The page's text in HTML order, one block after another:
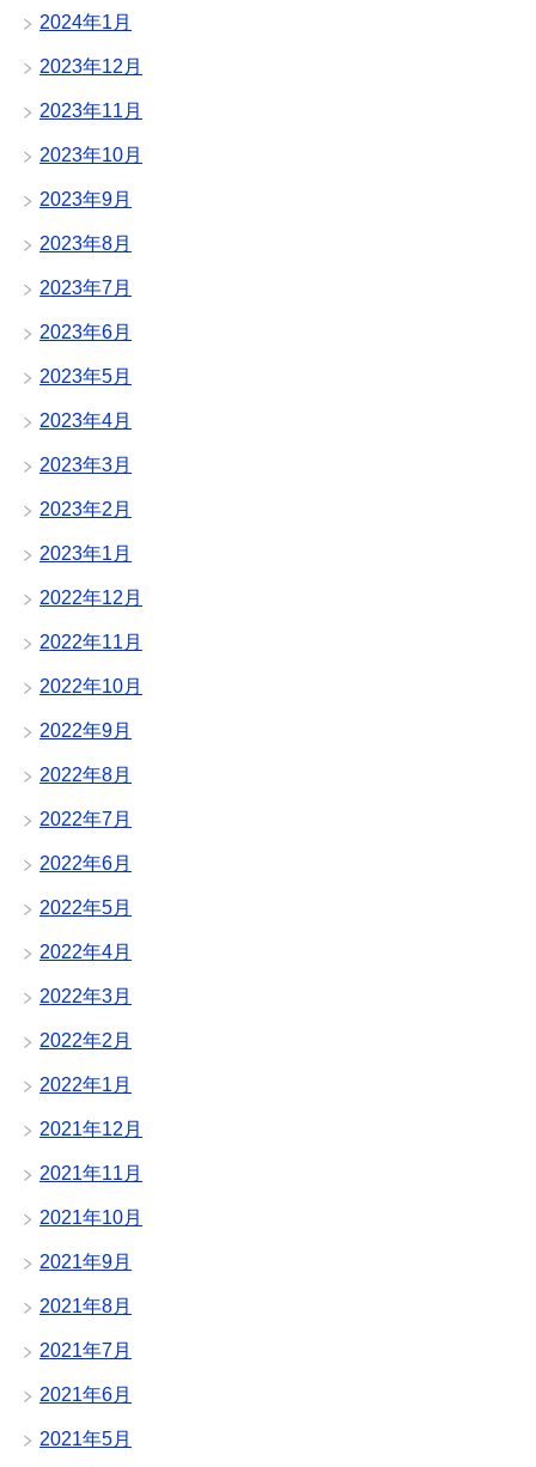
2024年1月
2023年12月
2023年11月
2023年10月
2023年9月
2023年8月
2023年7月
2023年6月
2023年5月
2023年4月
2023年3月
2023年2月
2023年1月
2022年12月
2022年11月
2022年10月
2022年9月
2022年8月
2022年7月
2022年6月
2022年5月
2022年4月
2022年3月
2022年2月
2022年1月
2021年12月
2021年11月
2021年10月
2021年9月
2021年8月
2021年7月
2021年6月
2021年5月